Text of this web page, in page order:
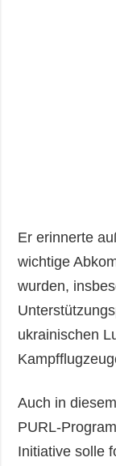
Er erinnerte
wichtige
wurden,
ukrainischen
Auch in
PURL-
Initiative solle